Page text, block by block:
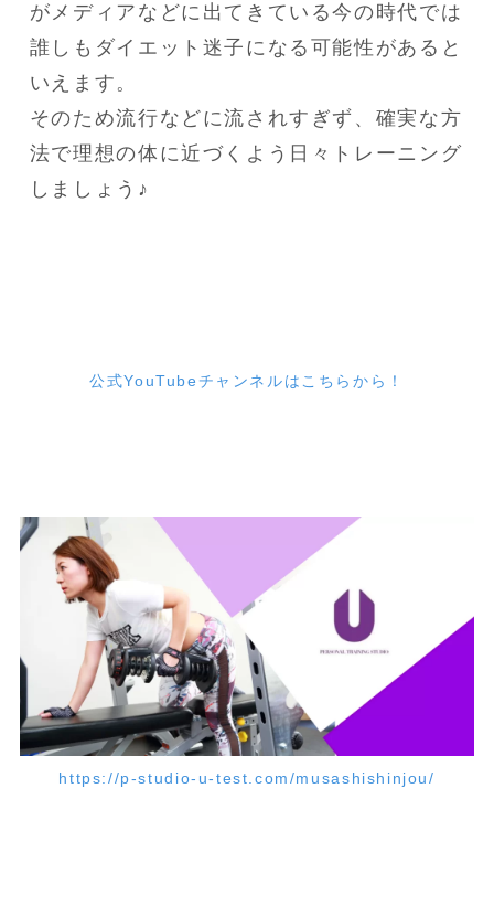
がメディアなどに出てきている今の時代では
誰しもダイエット迷子になる可能性があると
いえます。
そのため流行などに流されすぎず、確実な方
法で理想の体に近づくよう日々トレーニング
しましょう♪
公式YouTubeチャンネルはこちらから！
https://p-studio-u-test.com/musashishinjou/